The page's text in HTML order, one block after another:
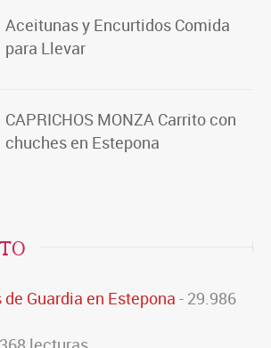
Aceitunas y Encurtidos Comida
para Llevar
CAPRICHOS MONZA Carrito con
chuches en Estepona
Guardia en Estepona - 29.986